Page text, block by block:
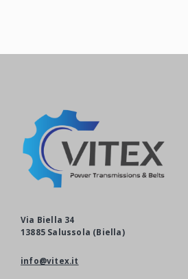
Via Biella 34
13885 Salussola (Biella)
info@vitex.it